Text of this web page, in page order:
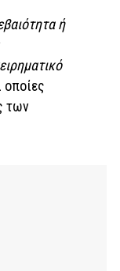
ή
οποίες
των